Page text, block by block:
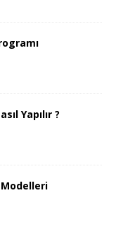
Yapılır ?